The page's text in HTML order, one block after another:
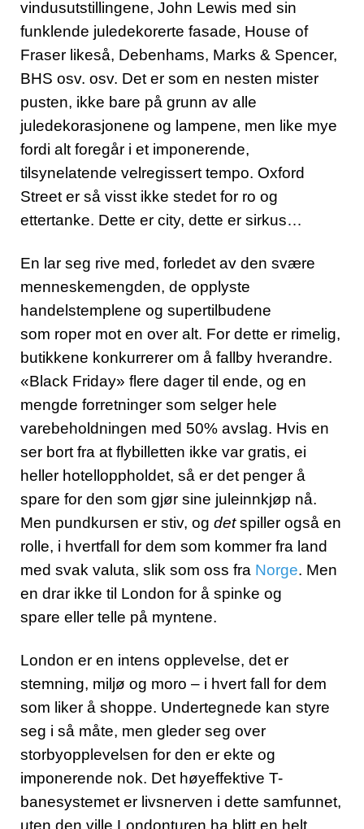
vindusutstillingene, John Lewis med sin
funklende juledekorerte fasade, House of
Fraser likeså, Debenhams, Marks & Spencer,
BHS osv. osv. Det er som en nesten mister
pusten, ikke bare på grunn av alle
juledekorasjonene og lampene, men like mye
fordi alt foregår i et imponerende,
tilsynelatende velregissert tempo. Oxford
Street er så visst ikke stedet for ro og
ettertanke. Dette er city, dette er sirkus…
En lar seg rive med, forledet av den svære
menneskemengden, de opplyste
handelstemplene og supertilbudene
som roper mot en over alt. For dette er rimelig,
butikkene konkurrerer om å fallby hverandre.
«Black Friday» flere dager til ende, og en
mengde forretninger som selger hele
varebeholdningen med 50% avslag. Hvis en
ser bort fra at flybilletten ikke var gratis, ei
heller hotelloppholdet, så er det penger å
spare for den som gjør sine juleinnkjøp nå.
Men pundkursen er stiv, og detspiller også en
rolle, i hvertfall for dem som kommer fra land
med svak valuta, slik som oss fra Norge. Men
en drar ikke til London for å spinke og
spare eller telle på myntene.
London er en intens opplevelse, det er
stemning, miljø og moro – i hvert fall for dem
som liker å shoppe. Undertegnede kan styre
seg i så måte, men gleder seg over
storbyopplevelsen for den er ekte og
imponerende nok. Det høyeffektive T-
banesystemet er livsnerven i dette samfunnet,
uten den ville Londonturen ha blitt en helt